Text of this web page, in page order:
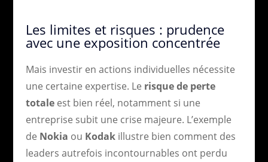
Les limites et risques : prudence
avec une exposition concentrée
Mais investir en actions individuelles nécessite
une certaine expertise. Le risque de perte
totaleest bien réel, notamment si une
entreprise subit une crise majeure. L’exemple
de Nokia ou Kodakillustre bien comment des
leaders autrefois incontournables ont perdu